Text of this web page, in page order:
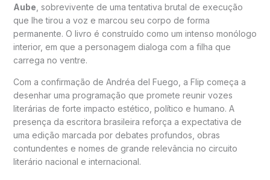
Aube , sobrevivente de uma tentativa brutal de execução
que lhe tirou a voz e marcou seu corpo de forma
permanente. O livro é construído como um intenso monólogo
interior, em que a personagem dialoga com a filha que
carrega no ventre.
Com a confirmação de Andréa del Fuego, a Flip começa a
desenhar uma programação que promete reunir vozes
literárias de forte impacto estético, político e humano. A
presença da escritora brasileira reforça a expectativa de
uma edição marcada por debates profundos, obras
contundentes e nomes de grande relevância no circuito
literário nacional e internacional.